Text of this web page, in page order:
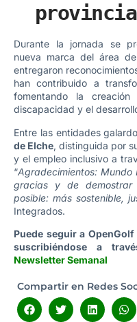
Durante la jornada se
nueva marca del área
entregaron
han contribuido a
fomentando la
discapacidad y el
Entre las entidades
de Elche, distinguida por
y el empleo inclusivo a
“Agradecimientos:
gracias y de
posible: más sostenible,
Integrados.
Puede seguir a OpenGolf
suscribiéndose a
Newsletter Semanal
Compartir en Redes